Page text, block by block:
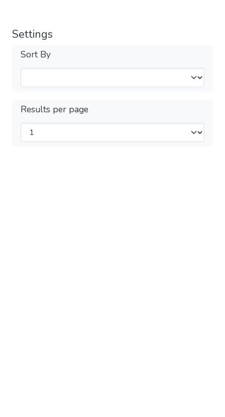
Settings
Sort By
Results per page